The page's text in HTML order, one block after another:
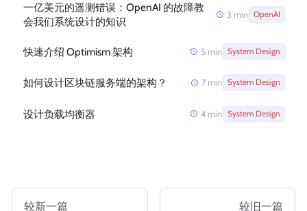
一亿美元的遥测错误：OpenAI 的故障教
会我们系统设计的知识
3 min OpenAI
快速介绍 Optimism 架构 5 min System Design
如何设计区块链服务端的架构？ 7 min System Design
设计负载均衡器 4 min System Design
较新一篇 较旧一篇